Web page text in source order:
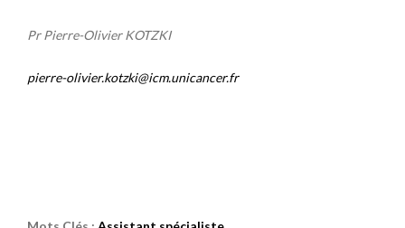
Pr Pierre-Olivier KOTZKI
pierre-olivier.kotzki@icm.unicancer.fr